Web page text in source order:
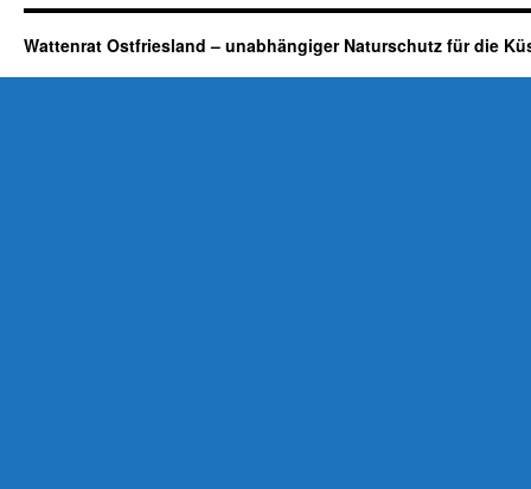
Wattenrat Ostfriesland – unabhängiger Naturschutz für die